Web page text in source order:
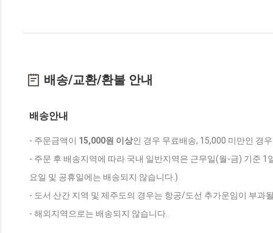
배송/교환/환불 안내
배송안내
- 주문금액이 15,000원 이상인 경우 무료배송, 15,000 미만인 경
- 주문 후 배송지역에 따라 국내 일반지역은 근무일(월-금) 기준
요일 및 공휴일에는 배송되지 않습니다.)
- 도서 산간 지역 및 제주도의 경우는 항공/도선 추가운임이 부과
- 해외지역으로는 배송되지 않습니다.